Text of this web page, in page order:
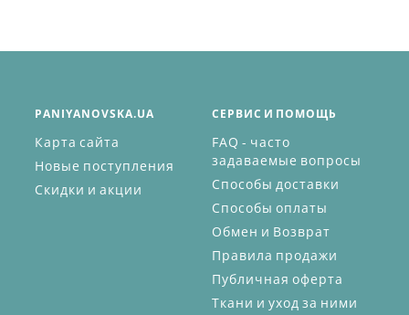
PANIYANOVSKA.UA
Карта сайта
Новые поступления
Скидки и акции
СЕРВИС И ПОМОЩЬ
FAQ - часто
задаваемые вопросы
Способы доставки
Способы оплаты
Обмен и Возврат
Правила продажи
Публичная оферта
Ткани и уход за ними